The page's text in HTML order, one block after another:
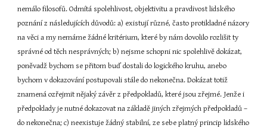
nemálo filosofů. Odmítá spolehlivost, objektivitu a pravdivost lidského
poznání z následujících důvodů: a) existují různé, často protikladné názory
na věci a my nemáme žádné kritérium, které by nám dovolilo rozlišit ty
správné od těch nesprávných; b) nejsme schopni nic spolehlivě dokázat,
poněvadž bychom se přitom buď dostali do logického kruhu, anebo
bychom v dokazování postupovali stále do nekonečna. Dokázat totiž
znamená ozřejmit nějaký závěr z předpokladů, které jsou zřejmé. Jenže i
předpoklady je nutné dokazovat na základě jiných zřejmých předpokladů –
do nekonečna; c) neexistuje žádný stabilní, ze sebe platný princip lidského